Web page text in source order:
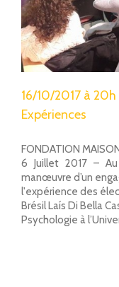
16/10/2017 à
Expériences
FONDATION
6 Juillet 2017 –
manœuvre d’un
l'expérience des
Brésil Laís Di Bella
Psychologie à